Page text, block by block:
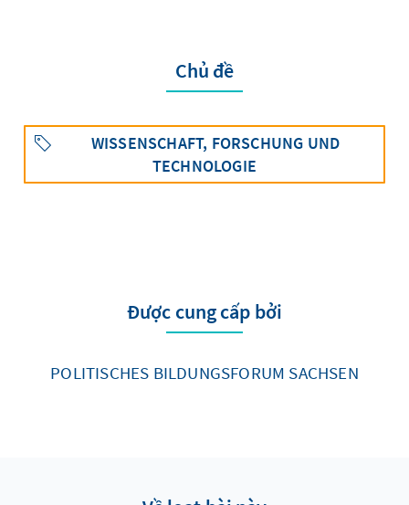
Chủ đề
WISSENSCHAFT, FORSCHUNG UND
TECHNOLOGIE
Được cung cấp bởi
POLITISCHES BILDUNGSFORUM SACHSEN